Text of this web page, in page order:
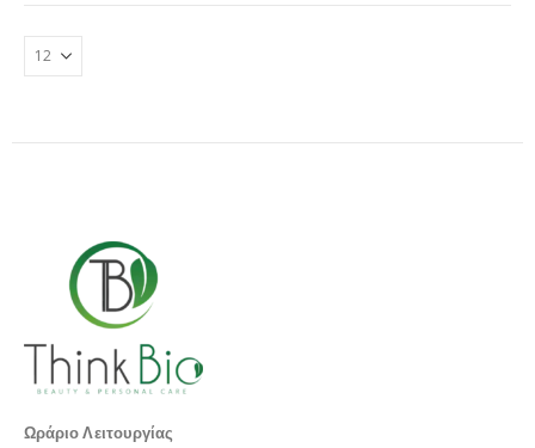
Ωράριο Λειτουργίας